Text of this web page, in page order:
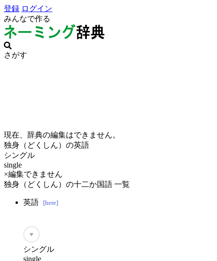
登録 ログイン
みんなで作る
さがす
現在、辞典の編集はできません。
独身（どくしん）の英語
シングル
single
×編集できません
独身（どくしん）の十二か国語 一覧
英語 [here]
♥
シングル
single